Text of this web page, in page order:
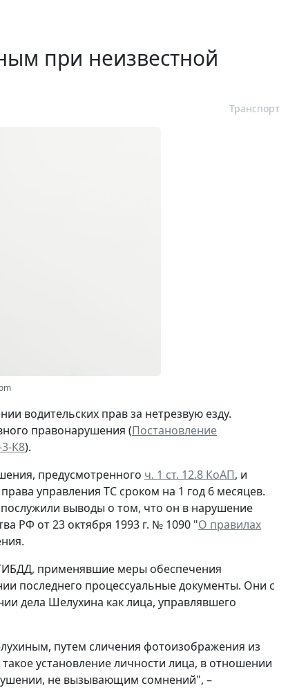
при неизвестной
Транспорт
водительских прав за нетрезвую езду.
правонарушения (Постановление
К8).
предусмотренного ч. 1 ст. 12.8 КоАП, и
управления ТС сроком на 1 год 6 месяцев.
выводы о том, что он в нарушение
РФ от 23 октября 1993 г. № 1090 "О правилах
применявшие меры обеспечения
последнего процессуальные документы. Они с
дела Шелухина как лица, управлявшего
путем сличения фотоизображения из
установление личности лица, в отношении
не вызывающим сомнений", –